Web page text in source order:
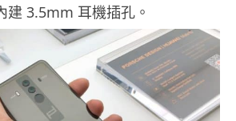
建 3.5mm 耳機插孔。